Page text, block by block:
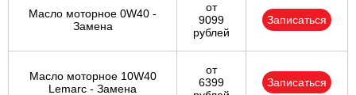
Масло моторное 0W40 -
Замена
от
9099
рублей
Записаться
Масло моторное 10W40
Lemarc - Замена
от
6399
Записаться